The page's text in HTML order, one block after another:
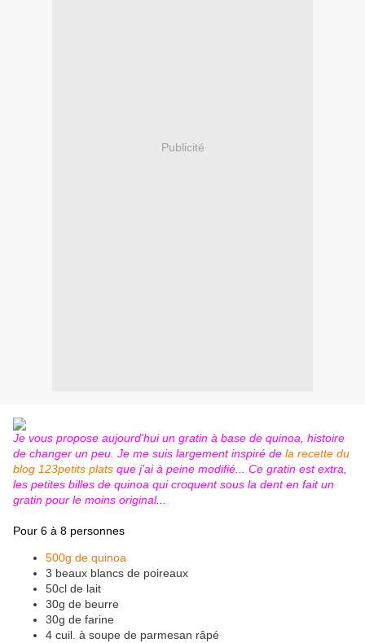
Publicité
Je vous propose aujourd'hui un gratin à base de quinoa, histoire
de changer un peu. Je me suis largement inspiré de la recette du
blog 123petits plats que j'ai à peine modifié... Ce gratin est extra,
les petites billes de quinoa qui croquent sous la dent en fait un
gratin pour le moins original...
Pour 6 à 8 personnes
500g de quinoa
3 beaux blancs de poireaux
50cl de lait
30g de beurre
30g de farine
4 cuil. à soupe de parmesan râpé